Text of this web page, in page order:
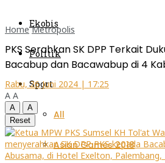
Ekobis
Politik
Sport
All
Asian Games 2018
Home Metropolis
PKS Serahkan SK DPP Terkait
Bacabup dan Bacawabup di 4
Rabu, 26 Juni 2024 | 17:25
A A
A
A
Reset